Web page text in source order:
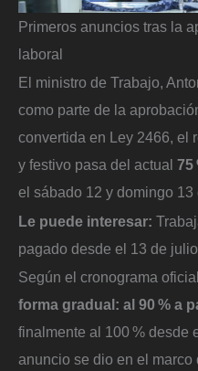
Primeros anuncios tras la
laboral
El ministro de Trabajo,
como parte de la
convertida en Ley 2466, el
y festivo pasa del actual 75
el sábado 12 y domingo 13
Le puede interesar:
pagado desde el 13 de
Según el cronograma
forma gradual: al 90 % a
finalmente al 100 % desde
anuncio se dio en el marco